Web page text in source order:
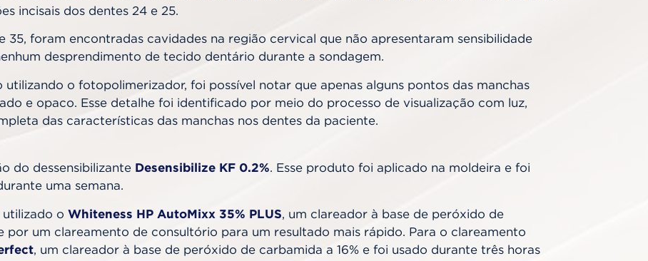
incisais dos dentes 24 e 25.
35, foram encontradas cavidades na região cervical que não apresentaram sensibilidade
desprendimento de tecido dentário durante a sondagem.
o fotopolimerizador, foi possível notar que apenas alguns pontos das manchas
e opaco. Esse detalhe foi identificado por meio do processo de visualização com luz,
das características das manchas nos dentes da paciente.
do dessensibilizante Desensibilize KF 0.2%. Esse produto foi aplicado na moldeira e foi
uma semana.
utilizado o Whiteness HP AutoMixx 35% PLUS, um clareador à base de peróxido de
por um clareamento de consultório para um resultado mais rápido. Para o clareamento
, um clareador à base de peróxido de carbamida a 16% e foi usado durante três horas